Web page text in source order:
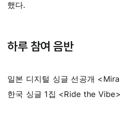
했다.
하루 참여 음반
일본 디지털 싱글 선공개
한국 싱글 1집 <Ride the